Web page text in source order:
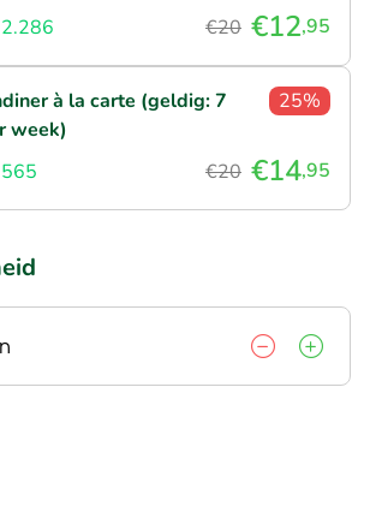
€20 €12,95
à la carte (geldig: 7
week)
25%
€20 €14,95